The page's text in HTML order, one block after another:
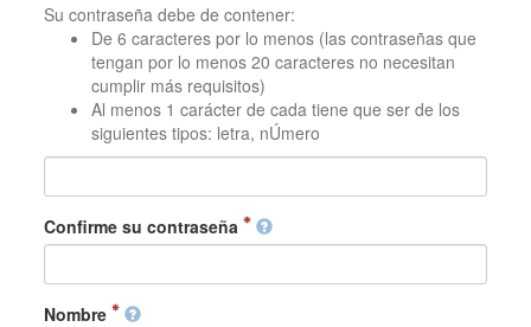
Su contraseña debe de contener:
De 6 caracteres por lo menos (las contraseñas que
tengan por lo menos 20 caracteres no necesitan
cumplir más requisitos)
Al menos 1 carácter de cada tiene que ser de los
siguientes tipos: letra, nÚmero
Confirme su contraseña
Nombre